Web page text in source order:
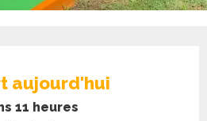
aujourd'hui
11 heures